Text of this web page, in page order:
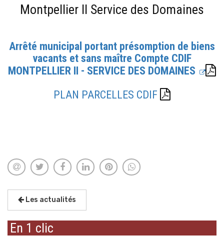
Montpellier II Service des Domaines
Arrêté municipal portant présomption de biens
vacants et sans maître Compte CDIF
MONTPELLIER II - SERVICE DES DOMAINES
PLAN PARCELLES CDIF
Les actualités
En 1 clic